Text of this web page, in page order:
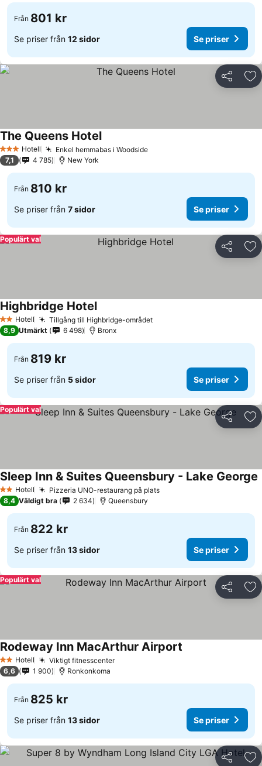
Från 801 kr
Se priser från 12 sidor Se priser
Dela
3 StjärnorHotell Enkel hemmabas i Woodside
The Queens Hotel
7,1 4 785 New York
Från 810 kr
Se priser från 7 sidor Se priser
Dela
Populärt val
2 Stjärnor
Hotell Tillgång till Highbridge-området
Highbridge Hotel
8,9 Utmärkt 6 498 Bronx
Från 819 kr
Se priser från 5 sidor Se priser
Dela
Populärt val
2 Stjärnor
Hotell Pizzeria UNO-restaurang på plats
Sleep Inn & Suites Queensbury - Lake George
8,4 Väldigt bra 2 634 Queensbury
Från 822 kr
Se priser från 13 sidor Se priser
Dela
Populärt val
2 Stjärnor
Hotell Viktigt fitnesscenter
Rodeway Inn MacArthur Airport
6,6 1 900 Ronkonkoma
Från 825 kr
Se priser från 13 sidor Se priser
Dela